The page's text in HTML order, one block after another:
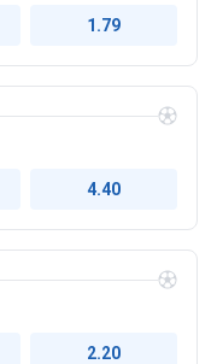
1.79
4.40
2.20